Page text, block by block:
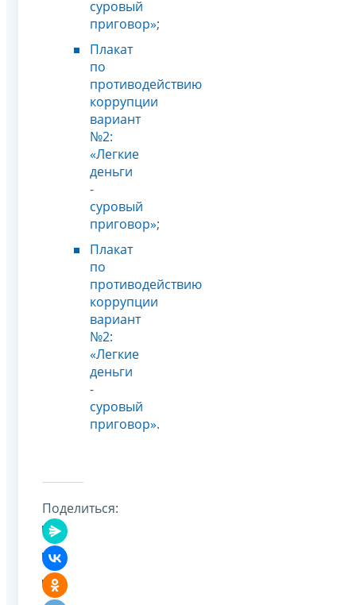
суровый
приговор»;
Плакат
по
противодействию
коррупции
вариант
№2:
«Легкие
деньги
-
суровый
приговор»;
Плакат
по
противодействию
коррупции
вариант
№2:
«Легкие
деньги
-
суровый
приговор».
Поделиться: